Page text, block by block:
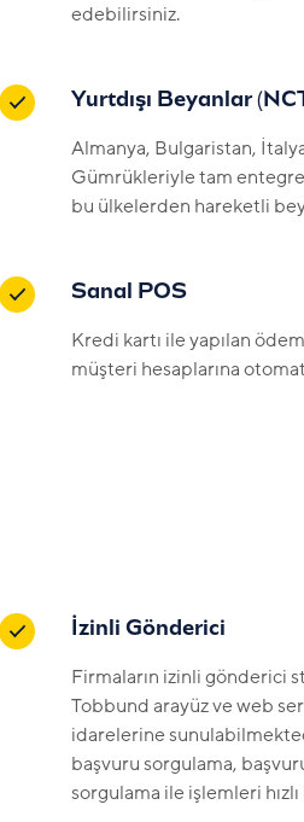
edebilirsiniz.
Yurtdışı Beyanlar
Almanya, Bulgaristan,
Gümrükleriyle tam
bu ülkelerden hareketli
Sanal POS
Kredi kartı ile yapılan
müşteri hesaplarına
İzinli Gönderici
Firmaların izinli gönderici
Tobbund arayüz ve web
idarelerine
başvuru sorgulama,
sorgulama ile işlemleri